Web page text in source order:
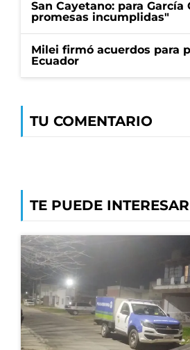
San Cayetano: para
promesas incumplidas"
Milei firmó acuerdos para
Ecuador
TU COMENTARIO
TE PUEDE INTERESAR